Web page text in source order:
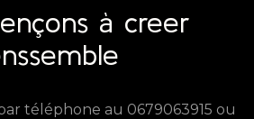
à creer
téléphone au 0679063915 ou